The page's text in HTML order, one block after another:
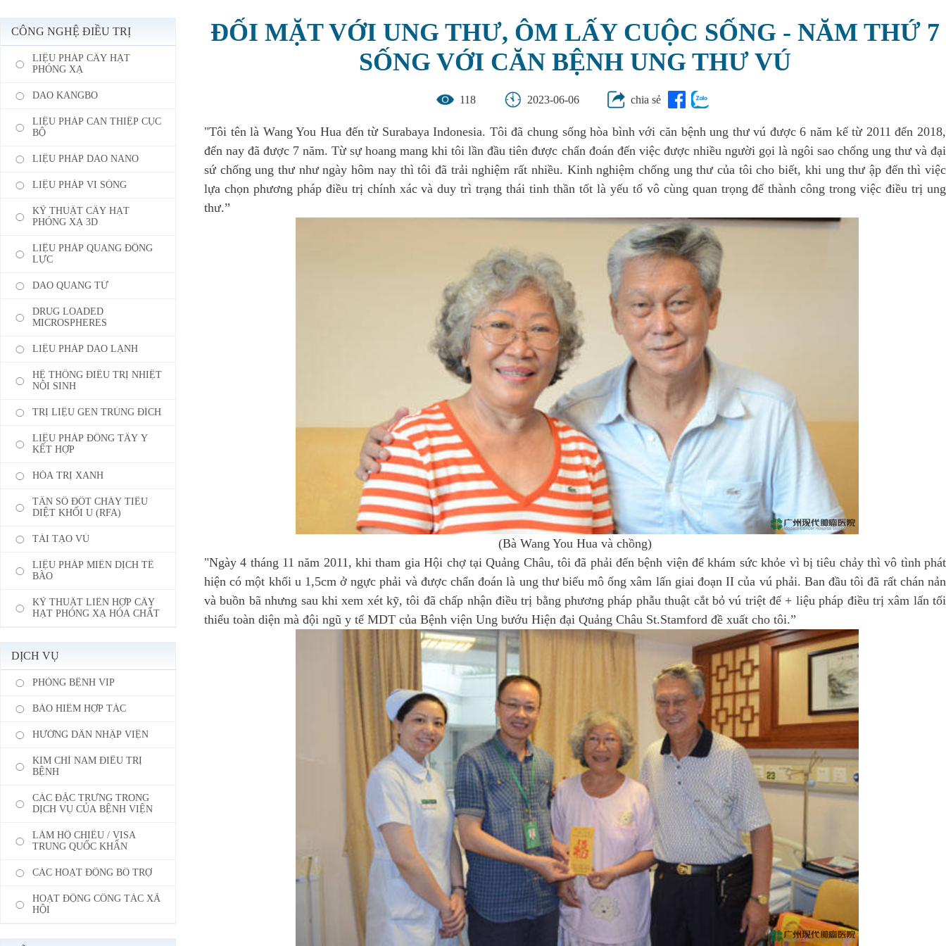
CÔNG NGHỆ ĐIỀU TRỊ
LIỆU PHÁP CẤY HẠT
PHÓNG XẠ
DAO KANGBO
LIỆU PHÁP CAN THIỆP CỤC
BỘ
LIỆU PHÁP DAO NANO
LIỆU PHÁP VI SÓNG
KỸ THUẬT CẤY HẠT
PHÓNG XẠ 3D
LIỆU PHÁP QUANG ĐỘNG
LỰC
DAO QUANG TỬ
DRUG LOADED
MICROSPHERES
LIỆU PHÁP DAO LẠNH
HỆ THỐNG ĐIỀU TRỊ NHIỆT
NỘI SINH
TRỊ LIỆU GEN TRÚNG ĐÍCH
LIỆU PHÁP ĐÔNG TÂY Y
KẾT HỢP
HÓA TRỊ XANH
TẦN SỐ ĐỐT CHÁY TIÊU
DIỆT KHỐI U (RFA)
TÁI TẠO VÚ
LIỆU PHÁP MIỄN DỊCH TẾ
BÀO
KỸ THUẬT LIÊN HỢP CẤY
HẠT PHÓNG XẠ HÓA CHẤT
DỊCH VỤ
PHÒNG BỆNH VIP
BẢO HIỂM HỢP TÁC
HƯỚNG DẪN NHẬP VIỆN
KIM CHỈ NAM ĐIỀU TRỊ
BỆNH
CÁC ĐẶC TRƯNG TRONG
DỊCH VỤ CỦA BỆNH VIỆN
LÀM HỘ CHIẾU / VISA
TRUNG QUỐC KHẨN
CÁC HOẠT ĐỘNG BỔ TRỢ
HOẠT ĐỘNG CÔNG TÁC XÃ
HỘI
ĐỐI MẶT VỚI UNG THƯ, ÔM LẤY CUỘC SỐNG - NĂM THỨ 7
SỐNG VỚI CĂN BỆNH UNG THƯ VÚ
118 2023-06-06 chia sẻ
"Tôi tên là Wang You Hua đến từ Surabaya Indonesia. Tôi đã chung sống hòa bình với căn bệnh ung thư vú được 6 năm kể từ 2011 đến 2018,
đến nay đã được 7 năm. Từ sự hoang mang khi tôi lần đầu tiên được chẩn đoán đến việc được nhiều người gọi là ngôi sao chống ung thư và đại
sứ chống ung thư như ngày hôm nay thì tôi đã trải nghiệm rất nhiều. Kinh nghiệm chống ung thư của tôi cho biết, khi ung thư ập đến thì việc
lựa chọn phương pháp điều trị chính xác và duy trì trạng thái tinh thần tốt là yếu tố vô cùng quan trọng để thành công trong việc điều trị ung
thư.”
(Bà Wang You Hua và chồng)
"Ngày 4 tháng 11 năm 2011, khi tham gia Hội chợ tại Quảng Châu, tôi đã phải đến bệnh viện để khám sức khỏe vì bị tiêu chảy thì vô tình phát
hiện có một khối u 1,5cm ở ngực phải và được chẩn đoán là ung thư biểu mô ống xâm lấn giai đoạn II của vú phải. Ban đầu tôi đã rất chán nản
và buồn bã nhưng sau khi xem xét kỹ, tôi đã chấp nhận điều trị bằng phương pháp phẫu thuật cắt bỏ vú triệt để + liệu pháp điều trị xâm lấn tối
thiểu toàn diện mà đội ngũ y tế MDT của Bệnh viện Ung bướu Hiện đại Quảng Châu St.Stamford đề xuất cho tôi.”